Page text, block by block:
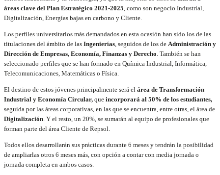
áreas clave del Plan Estratégico 2021-2025, como son negocio Industrial,
Digitalización, Energías bajas en carbono y Cliente.
Los perfiles universitarios más demandados en esta ocasión han sido los de las
titulaciones del ámbito de las Ingenierías, seguidos de los de Administración y
Dirección de Empresas, Economía, Finanzas y Derecho. También se han
seleccionado perfiles que se han formado en Química Industrial, Informática,
Telecomunicaciones, Matemáticas o Física.
El destino de estos jóvenes principalmente será el área de Transformación
Industrial y Economía Circular, que incorporará al 50% de los estudiantes,
seguida por las áreas corporativas, en las que se encuentra, entre otras, el área de
Digitalización. Y el resto, un 20%, se sumarán al equipo de profesionales que
forman parte del área Cliente de Repsol.
Todos ellos desarrollarán sus prácticas durante 6 meses y tendrán la posibilidad
de ampliarlas otros 6 meses más, con opción a contar con media jornada o
jornada completa en ambos casos.